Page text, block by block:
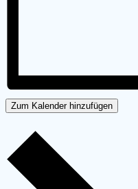
Zum Kalender hinzufügen